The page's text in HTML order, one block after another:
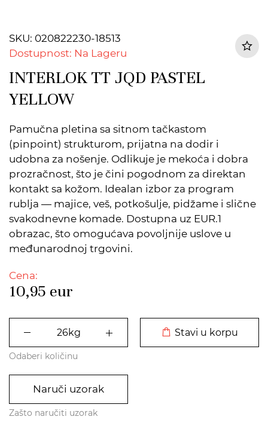
SKU: 020822230-18513
Dostupnost: Na Lageru
INTERLOK TT JQD PASTEL
YELLOW
Pamučna pletina sa sitnom tačkastom
(pinpoint) strukturom, prijatna na dodir i
udobna za nošenje. Odlikuje je mekoća i dobra
prozračnost, što je čini pogodnom za direktan
kontakt sa kožom. Idealan izbor za program
rublja — majice, veš, potkošulje, pidžame i slične
svakodnevne komade. Dostupna uz EUR.1
obrazac, što omogućava povoljnije uslove u
međunarodnoj trgovini.
Cena:
10,95 eur
Stavi u korpu
Odaberi količinu
Naruči uzorak
Zašto naručiti uzorak